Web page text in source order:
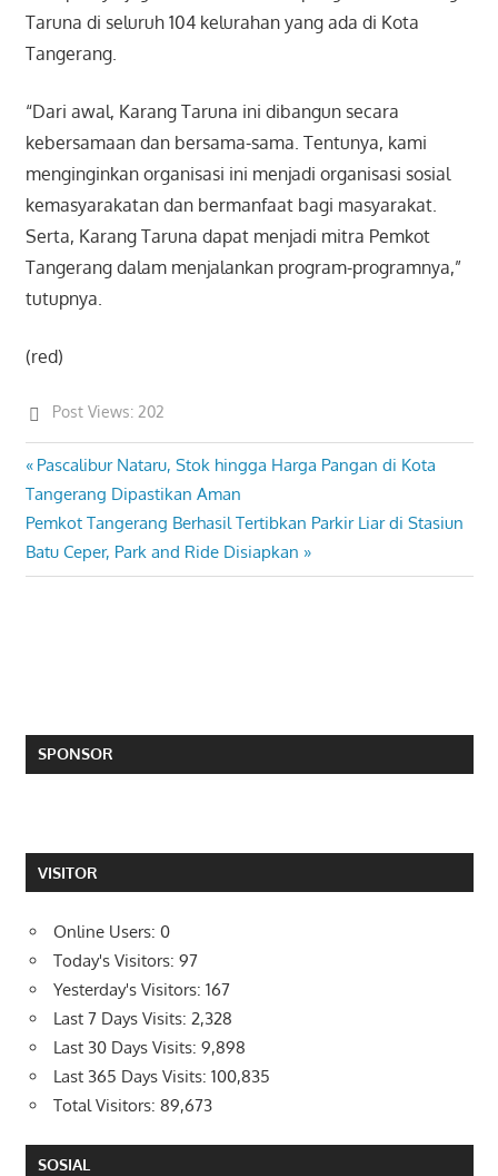
Taruna di seluruh 104 kelurahan yang ada di Kota
Tangerang.
“Dari awal, Karang Taruna ini dibangun secara
kebersamaan dan bersama-sama. Tentunya, kami
menginginkan organisasi ini menjadi organisasi sosial
kemasyarakatan dan bermanfaat bagi masyarakat.
Serta, Karang Taruna dapat menjadi mitra Pemkot
Tangerang dalam menjalankan program-programnya,”
tutupnya.
(red)
Post Views: 202
Post
navigation
Previous
Post:
Pascalibur Nataru, Stok hingga Harga Pangan di Kota
Tangerang Dipastikan Aman
Next
Post:
Pemkot Tangerang Berhasil Tertibkan Parkir Liar di Stasiun
Batu Ceper, Park and Ride Disiapkan
SPONSOR
VISITOR
Online Users: 0
Today's Visitors: 97
Yesterday's Visitors: 167
Last 7 Days Visits: 2,328
Last 30 Days Visits: 9,898
Last 365 Days Visits: 100,835
Total Visitors: 89,673
SOSIAL